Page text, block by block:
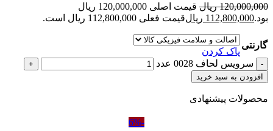
120,000,000 ریال
قیمت اصلی 120,000,000 ریال
بود.112,800,000 ریالقیمت فعلی 112,800,000 ریال است.
گارنتی
پاک کردن
سرویس لحاف 0028 عدد
افزودن به سبد خرید
محصولات پیشنهادی
-6%